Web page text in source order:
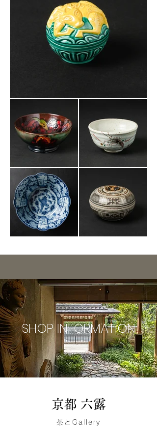
SHOP INFORMATION
​京都 六露
茶とGallery